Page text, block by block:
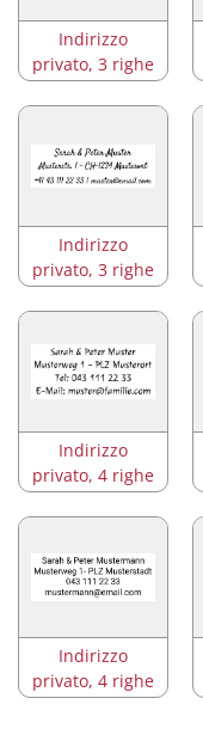
Indirizzo
privato, 3 righe
Indirizzo
privato, 3 righe
Indirizzo
privato, 4 righe
Indirizzo
privato, 4 righe